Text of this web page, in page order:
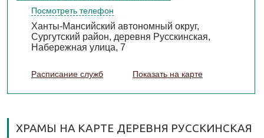
Посмотреть телефон
Ханты-Мансийский автономный округ,
Сургутский район, деревня Русскинская,
Набережная улица, 7
Расписание служб Показать на карте
ХРАМЫ НА КАРТЕ ДЕРЕВНЯ РУССКИНСКАЯ